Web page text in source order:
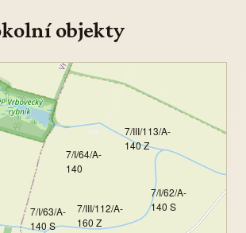
objekty
7/III/112/A-
160 Z
7/I/63/A-
140 S
7/I/64/A-
140
7/I/62/A-
140 S
7/III/113/A-
140 Z